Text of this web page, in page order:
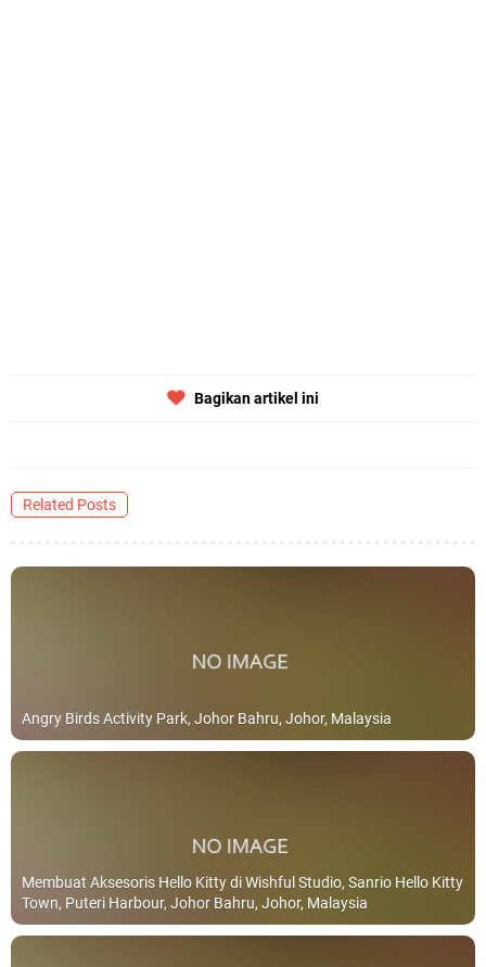
Bagikan artikel ini
Related Posts
Angry Birds Activity Park, Johor Bahru, Johor, Malaysia
Membuat Aksesoris Hello Kitty di Wishful Studio, Sanrio Hello Kitty
Town, Puteri Harbour, Johor Bahru, Johor, Malaysia